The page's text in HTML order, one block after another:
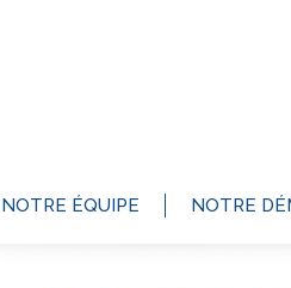
NOTRE ÉQUIPE NOTRE